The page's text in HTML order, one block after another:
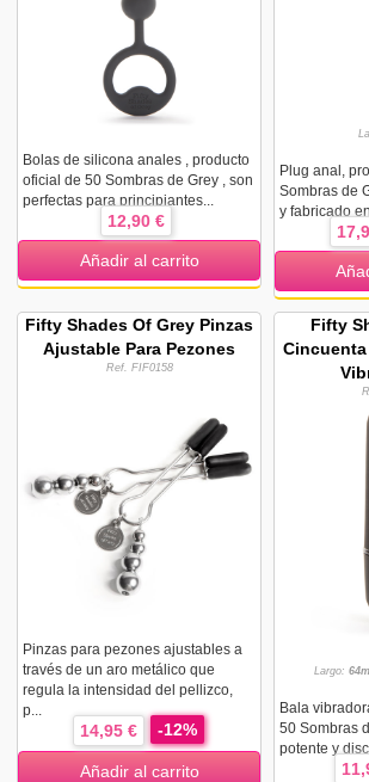
Bolas de silicona anales , producto
oficial de 50 Sombras de Grey , son
perfectas para principiantes...
12,90 €
Añadir al carrito
Plug anal,
Sombras de
y fabricado
Fifty Shades Of Grey Pinzas
Ajustable Para Pezones
Ref. FIF0158
Pinzas para pezones ajustables a
través de un aro metálico que
regula la intensidad del pellizco,
p...
14,95 € -12%
Añadir al carrito
Fifty
Largo:
Bala
50 Sombras
potente y